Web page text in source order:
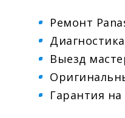
Ремонт
Выезд
Гарантия